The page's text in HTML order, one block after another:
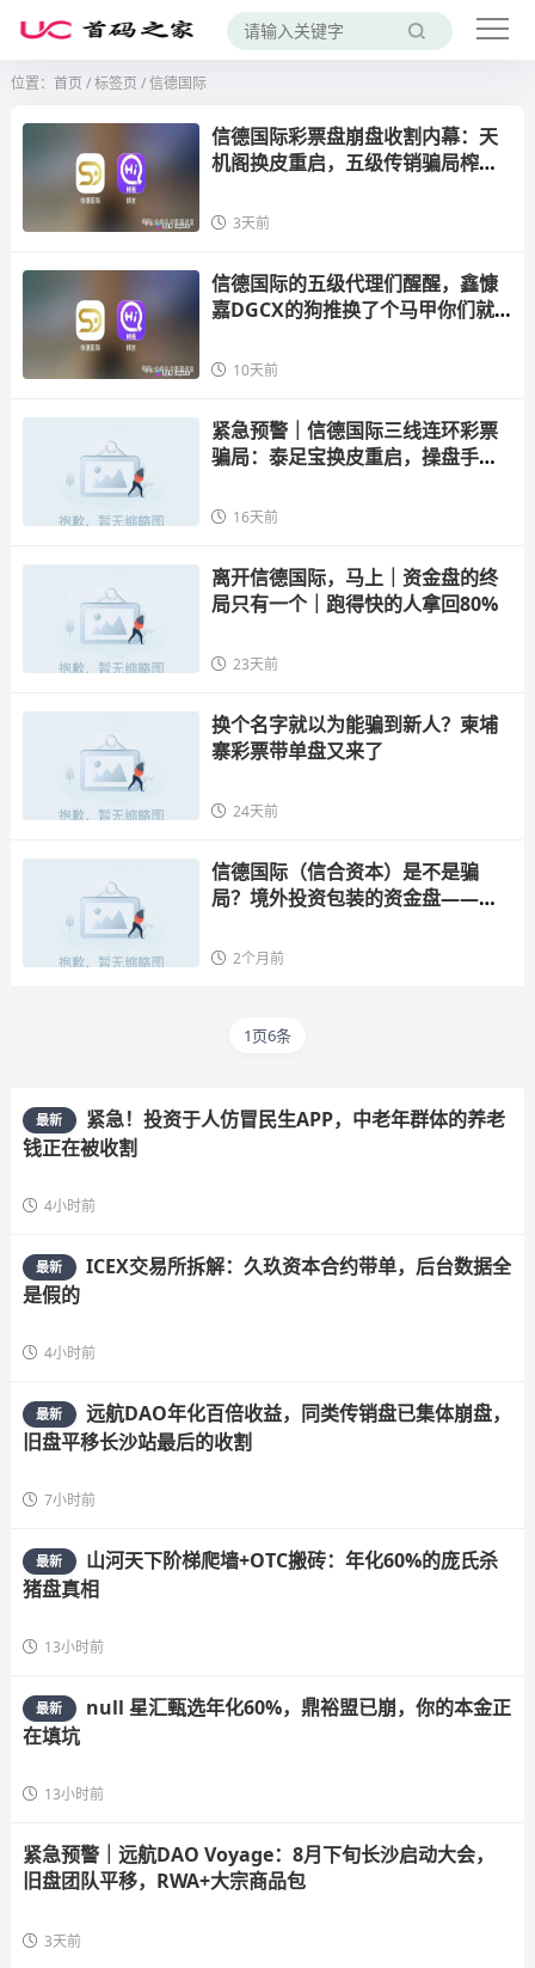
位置： 首页 /标签页 / 信德国际
信德国际彩票盘崩盘收割内幕：天
机阁换皮重启，五级传销骗局榨干
3天前
信德国际的五级代理们醒醒，鑫慷
嘉DGCX的狗推换了个马甲你们就
10天前
紧急预警｜信德国际三线连环彩票
骗局：泰足宝换皮重启，操盘手圈
16天前
离开信德国际，马上｜资金盘的终
局只有一个｜跑得快的人拿回80%
23天前
换个名字就以为能骗到新人？柬埔
寨彩票带单盘又来了
24天前
信德国际（信合资本）是不是骗
局？境外投资包装的资金盘——高
2个月前
1页6条
最新
紧急！投资于人仿冒民生APP，中老年群体的养老
钱正在被收割
4小时前
最新
ICEX交易所拆解：久玖资本合约带单，后台数据全
是假的
4小时前
最新
远航DAO年化百倍收益，同类传销盘已集体崩盘，
旧盘平移长沙站最后的收割
7小时前
最新
山河天下阶梯爬墙+OTC搬砖：年化60%的庞氏杀
猪盘真相
13小时前
最新
null 星汇甄选年化60%，鼎裕盟已崩，你的本金正
在填坑
13小时前
紧急预警｜远航DAO Voyage：8月下旬长沙启动大会，
旧盘团队平移，RWA+大宗商品包
3天前